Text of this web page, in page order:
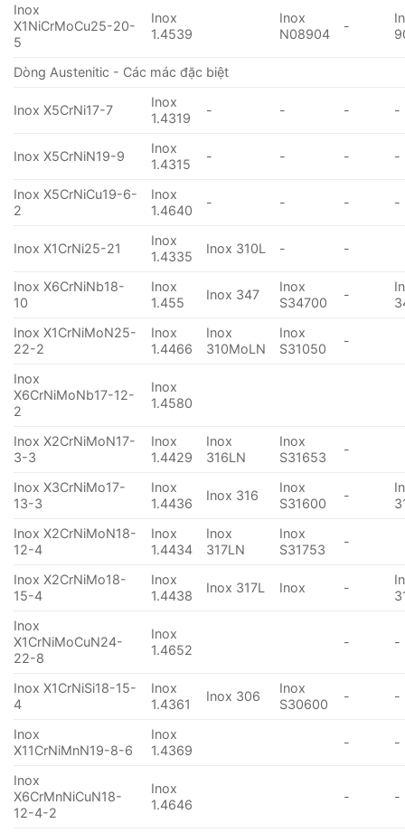
Inox
X1NiCrMoCu25-20-
5
Inox
1.4539
Inox
N08904
-
Dòng Austenitic - Các mác đặc biệt
Inox X5CrNi17-7
Inox
1.4319
- - - -
Inox X5CrNiN19-9
Inox
1.4315
- - - -
Inox X5CrNiCu19-6-
2
Inox
1.4640
- - - -
Inox X1CrNi25-21
Inox
1.4335
Inox 310L - -
Inox X6CrNiNb18-
10
Inox
1.455
Inox 347
Inox
S34700
-
Inox X1CrNiMoN25-
22-2
Inox
1.4466
Inox
310MoLN
Inox
S31050
-
Inox
X6CrNiMoNb17-12-
2
Inox
1.4580
Inox X2CrNiMoN17-
3-3
Inox
1.4429
Inox
316LN
Inox
S31653
-
Inox X3CrNiMo17-
13-3
Inox
1.4436
Inox 316
Inox
S31600
-
Inox X2CrNiMoN18-
12-4
Inox
1.4434
Inox
317LN
Inox
S31753
-
Inox X2CrNiMo18-
15-4
Inox
1.4438
Inox 317L Inox -
Inox
X1CrNiMoCuN24-
22-8
Inox
1.4652
- -
Inox X1CrNiSi18-15-
4
Inox
1.4361
Inox 306
Inox
S30600
- -
Inox
X11CrNiMnN19-8-6
Inox
1.4369
- -
Inox
X6CrMnNiCuN18-
12-4-2
Inox
1.4646
- -